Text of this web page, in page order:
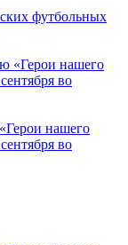
футбольных
нашего
во